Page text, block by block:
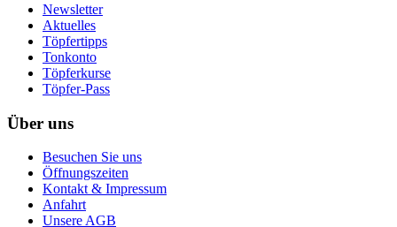
Newsletter
Aktuelles
Töpfertipps
Tonkonto
Töpferkurse
Töpfer-Pass
Über uns
Besuchen Sie uns
Öffnungszeiten
Kontakt & Impressum
Anfahrt
Unsere AGB